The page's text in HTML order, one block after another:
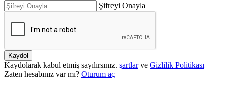
Şifreyi Onayla
Kaydol
Kaydolarak kabul etmiş sayılırsınız. şartlar ve Gizlilik Politikası
Zaten hesabınız var mı? Oturum aç